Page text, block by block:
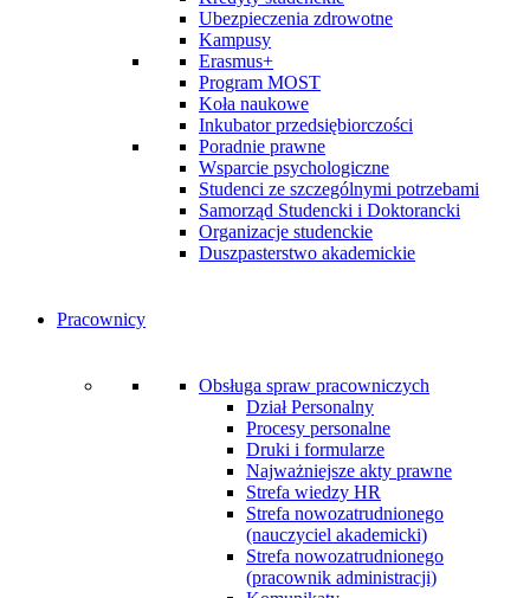
Ubezpieczenia zdrowotne
Kampusy
Erasmus+
Program MOST
Koła naukowe
Inkubator przedsiębiorczości
Poradnie prawne
Wsparcie psychologiczne
Studenci ze szczególnymi potrzebami
Samorząd Studencki i Doktorancki
Organizacje studenckie
Duszpasterstwo akademickie
Pracownicy
Obsługa spraw pracowniczych
Dział Personalny
Procesy personalne
Druki i formularze
Najważniejsze akty prawne
Strefa wiedzy HR
Strefa nowozatrudnionego
(nauczyciel akademicki)
Strefa nowozatrudnionego
(pracownik administracji)